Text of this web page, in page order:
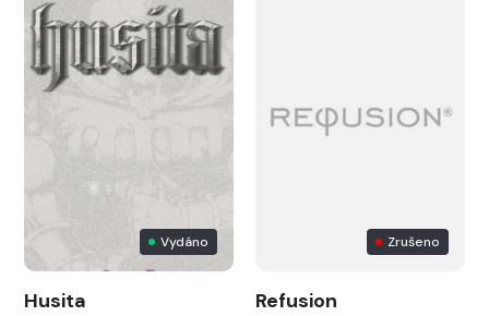
Vydáno
Husita
Zrušeno
Refusion